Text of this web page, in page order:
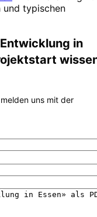
und typischen
in
uns mit der